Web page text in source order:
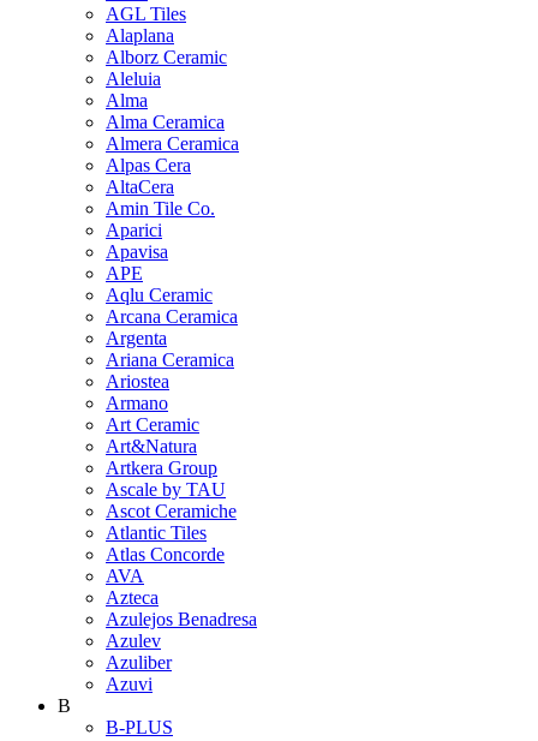
AGL Tiles
Alaplana
Alborz Ceramic
Aleluia
Alma
Alma Ceramica
Almera Ceramica
Alpas Cera
AltaCera
Amin Tile Co.
Aparici
Apavisa
APE
Aqlu Ceramic
Arcana Ceramica
Argenta
Ariana Ceramica
Ariostea
Armano
Art Ceramic
Art&Natura
Artkera Group
Ascale by TAU
Ascot Ceramiche
Atlantic Tiles
Atlas Concorde
AVA
Azteca
Azulejos Benadresa
Azulev
Azuliber
Azuvi
B
B-PLUS